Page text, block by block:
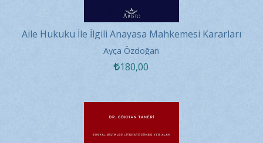
Aile Hukuku İle İlgili Anayasa Mahkemesi Kararları
Ayça Özdoğan
180,00